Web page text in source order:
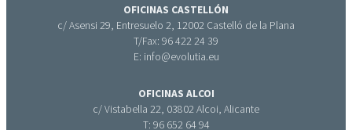
OFICINAS CASTELLÓN
c/ Asensi 29, Entresuelo 2, 12002 Castelló de la Plana
T/Fax: 96 422 24 39
E: info@evolutia.eu
OFICINAS ALCOI
c/ Vistabella 22, 03802 Alcoi, Alicante
T: 96 652 64 94